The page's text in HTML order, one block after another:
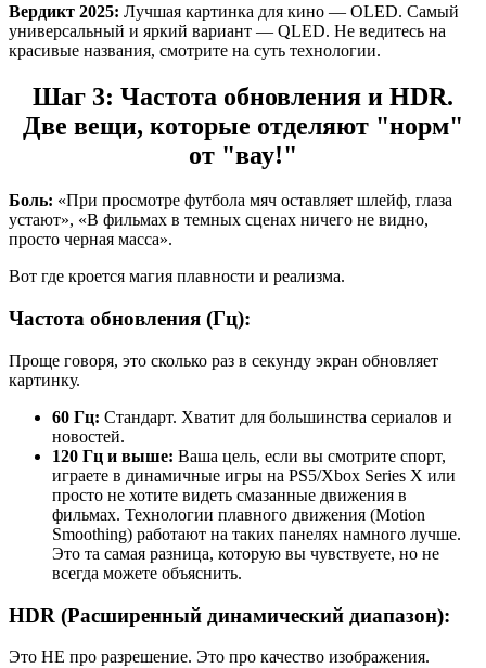
Вердикт 2025: Лучшая картинка для кино — OLED. Самый
универсальный и яркий вариант — QLED. Не ведитесь на
красивые названия, смотрите на суть технологии.
Шаг 3: Частота обновления и HDR.
Две вещи, которые отделяют "норм"
от "вау!"
Боль: «При просмотре футбола мяч оставляет шлейф, глаза
устают», «В фильмах в темных сценах ничего не видно,
просто черная масса».
Вот где кроется магия плавности и реализма.
Частота обновления (Гц):
Проще говоря, это сколько раз в секунду экран обновляет
картинку.
60 Гц: Стандарт. Хватит для большинства сериалов и
новостей.
120 Гц и выше: Ваша цель, если вы смотрите спорт,
играете в динамичные игры на PS5/Xbox Series X или
просто не хотите видеть смазанные движения в
фильмах. Технологии плавного движения (Motion
Smoothing) работают на таких панелях намного лучше.
Это та самая разница, которую вы чувствуете, но не
всегда можете объяснить.
HDR (Расширенный динамический диапазон):
Это НЕ про разрешение. Это про качество изображения.